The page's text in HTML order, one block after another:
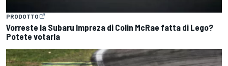
PRODOTTO
Vorreste la Subaru Impreza di Colin McRae fatta di Lego?
Potete votarla